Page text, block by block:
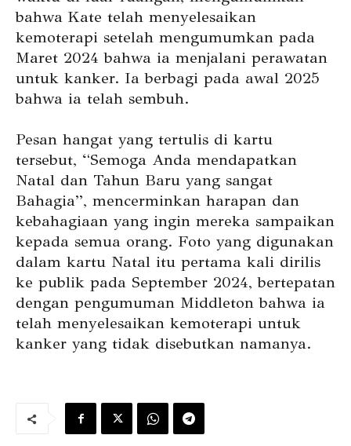
bahwa Kate telah menyelesaikan
kemoterapi setelah mengumumkan pada
Maret 2024 bahwa ia menjalani perawatan
untuk kanker. Ia berbagi pada awal 2025
bahwa ia telah sembuh.
Pesan hangat yang tertulis di kartu
tersebut, “Semoga Anda mendapatkan
Natal dan Tahun Baru yang sangat
Bahagia”, mencerminkan harapan dan
kebahagiaan yang ingin mereka sampaikan
kepada semua orang. Foto yang digunakan
dalam kartu Natal itu pertama kali dirilis
ke publik pada September 2024, bertepatan
dengan pengumuman Middleton bahwa ia
telah menyelesaikan kemoterapi untuk
kanker yang tidak disebutkan namanya.